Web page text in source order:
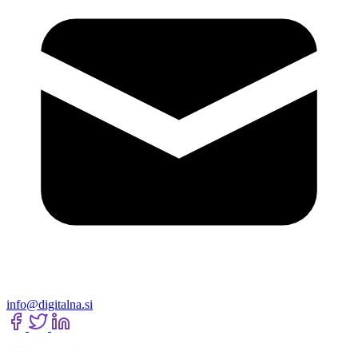
info@digitalna.si